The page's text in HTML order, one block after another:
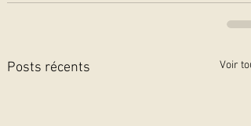
Posts récents Voir tout